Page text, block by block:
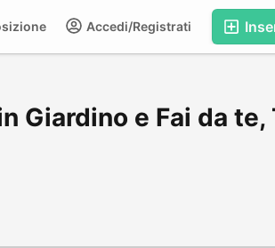
Accedi/Registrati
Giardino e Fai da te,